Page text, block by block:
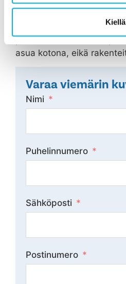
Kiellä
eteenpäin. Viemärin
päivää kestävä
asua kotona, eikä
Varaa viemärin
Nimi
Puhelinnumero
Sähköposti
Postinumero